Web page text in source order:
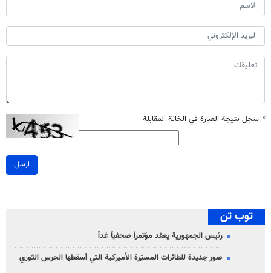
* سجل نتيجة العبارة في الخانة المقابلة
ارسل
توب تن
رئيس الجمهورية يعقد مؤتمراً صحفياً غداً
صور جديدة للطائرات المسيّرة الأميركية التي أسقطها الحرس الثوري